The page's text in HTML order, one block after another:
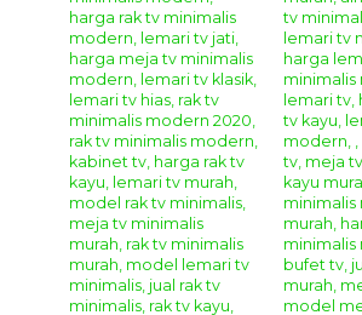
Bufet TV Jati Klasik Bombay